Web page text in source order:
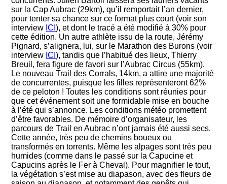
sur la Cap Aubrac (29km), qu’il remportait l’an dernier,
pour tenter sa chance sur ce format plus court (voir son
interview ICI), et dont le tracé a été modifié à 30% pour
cette édition. Un autre athlète issu de la route, Jérémy
Pignard, s’alignera, lui, sur le Marathon des Burons (voir
interview ICI), tandis que l’habitué des lieux, Thierry
Breuil, fera figure de favori sur l’Aubrac Circus (55km).
Le nouveau Trail des Corrals, 14km, a attire une majorité
de concurrentes, puisque les filles représenteront 62%
de ce peloton ! Toutes les conditions sont réunies pour
que cet événement soit une formidable mise en bouche
à l’été qui s’annonce. Les conditions météo promettent
d’être favorables. De mémoire d’organisateur, les
parcours de Trail en Aubrac n’ont jamais été aussi secs.
Cette année, très peu de chemins boueux ou
transformés en torrents. Même les alpages sont très peu
humides (comme dans le passé sur la Capucine et
Capucins après le Fer à Cheval). Pour magnifier le tout,
la végétation s’est mise au diapason, avec des fleurs de